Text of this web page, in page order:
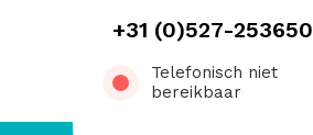
+31 (0)527-253650
Telefonisch niet
bereikbaar